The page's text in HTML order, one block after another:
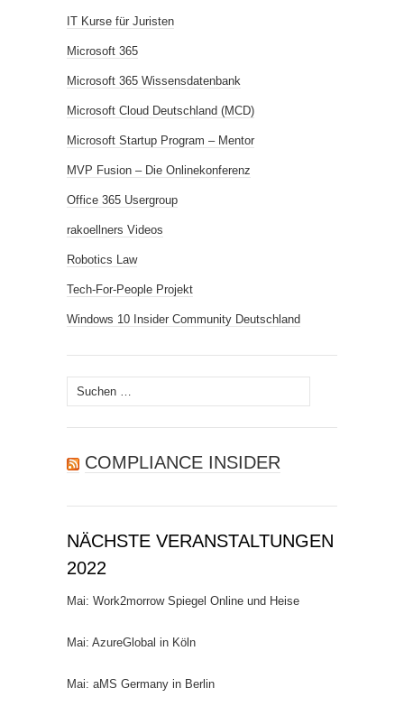
IT Kurse für Juristen
Microsoft 365
Microsoft 365 Wissensdatenbank
Microsoft Cloud Deutschland (MCD)
Microsoft Startup Program – Mentor
MVP Fusion – Die Onlinekonferenz
Office 365 Usergroup
rakoellners Videos
Robotics Law
Tech-For-People Projekt
Windows 10 Insider Community Deutschland
Suchen
nach:
COMPLIANCE INSIDER
NÄCHSTE VERANSTALTUNGEN
2022
Mai: Work2morrow Spiegel Online und Heise
Mai: AzureGlobal in Köln
Mai: aMS Germany in Berlin